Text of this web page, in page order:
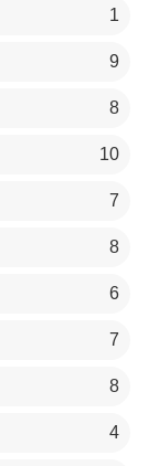
1
9
8
10
7
8
6
7
8
4